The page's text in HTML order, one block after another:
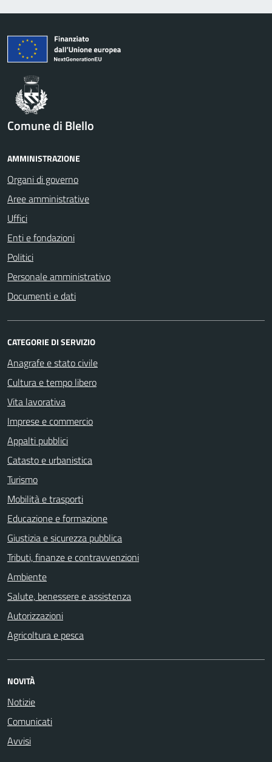
Comune di Blello
AMMINISTRAZIONE
Organi di governo
Aree amministrative
Uffici
Enti e fondazioni
Politici
Personale amministrativo
Documenti e dati
CATEGORIE DI SERVIZIO
Anagrafe e stato civile
Cultura e tempo libero
Vita lavorativa
Imprese e commercio
Appalti pubblici
Catasto e urbanistica
Turismo
Mobilità e trasporti
Educazione e formazione
Giustizia e sicurezza pubblica
Tributi, finanze e contravvenzioni
Ambiente
Salute, benessere e assistenza
Autorizzazioni
Agricoltura e pesca
NOVITÀ
Notizie
Comunicati
Avvisi